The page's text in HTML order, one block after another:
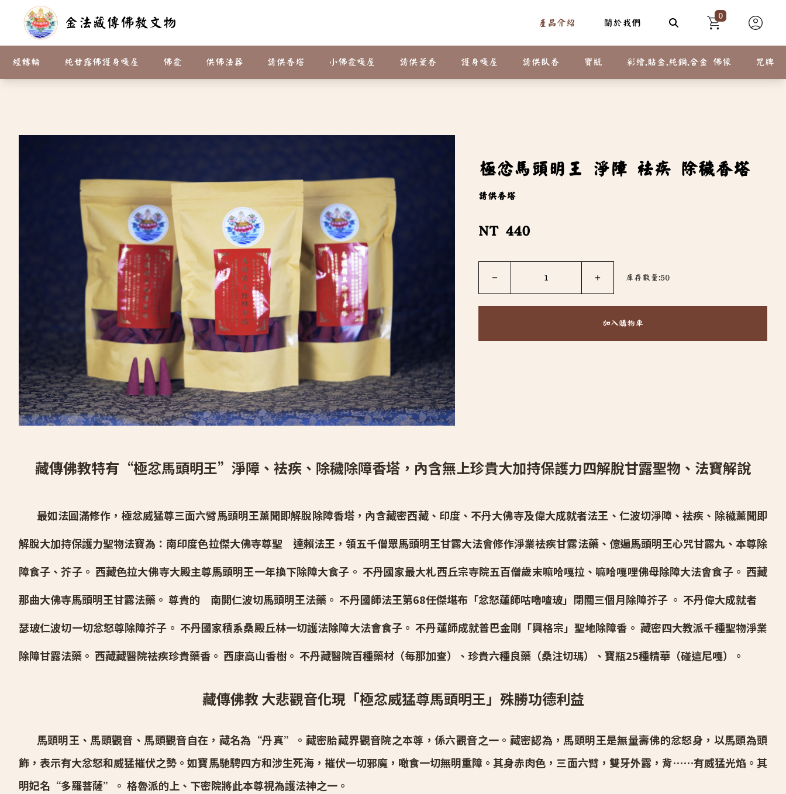
金法藏傳佛教文物 產品介紹 關於我們
0
彩繪.貼金.純銅.合金 佛像
經轉輪
供佛法器
請供度母法本
關於我們
經轉輪 純甘露佛護身嘎屋 佛龕 供佛法器 請供香塔 小佛龕嘎屋 請供薰香 護身嘎屋 請供臥香 寶瓶 彩繪.貼金.純銅.合金 佛像 咒牌
極忿馬頭明王 淨障 袪疾 除穢香塔
請供香塔
NT 440
－ 1 ＋ 庫存數量:50
加入購物車
藏傳佛教特有“極忿馬頭明王”淨障、袪疾、除穢除障香塔，內含無上珍貴大加持保護力四解脫甘露聖物、法寶解說
最如法圓滿修作，極忿威猛尊三面六臂馬頭明王薰聞即解脫除障香塔， 內含藏密西藏、印度、不丹大佛寺及偉大成就者法王、仁波切淨障、袪疾、除穢薰聞即
解脫大加持保護力聖物法寶為：南印度色拉傑大佛寺尊聖 達賴法王，領五千僧眾馬頭明王甘露大法會修作淨業袪疾甘露法藥、億遍馬頭明王心咒甘露丸、本尊除
障食子、芥子。 西藏色拉大佛寺大殿主尊馬頭明王一年換下除障大食子。 不丹國家最大札西丘宗寺院五百僧歲末嘛哈嘎拉、嘛哈嘎哩佛母除障大法會食子。 西藏
那曲大佛寺馬頭明王甘露法藥。 尊貴的 南開仁波切馬頭明王法藥。 不丹國師法王第68任傑堪布「忿怒蓮師咕嚕喳玻」閉關三個月除障芥子 。 不丹偉大成就者
瑟玻仁波切一切忿怒尊除障芥子。 不丹國家積系桑殿丘林一切護法除障大法會食子。 不丹蓮師成就普巴金剛「興格宗」聖地除障香。 藏密四大教派千種聖物淨業
除障甘露法藥。 西藏藏醫院袪疾珍貴藥香。 西康高山香樹。 不丹藏醫院百種藥材（每那加查）、珍貴六種良藥（桑注切瑪）、寶瓶25種精華（碰這尼嘎）。
藏傳佛教 大悲觀音化現「極忿威猛尊馬頭明王」殊勝功德利益
馬頭明王、馬頭觀音、馬頭觀音自在，藏名為“丹真”。藏密胎藏界觀音院之本尊，係六觀音之一。藏密認為，馬頭明王是無量壽佛的忿怒身，以馬頭為頭
飾，表示有大忿怒和威猛摧伏之勢。如寶馬馳騁四方和涉生死海，摧伏一切邪魔，噉食一切無明重障。其身赤肉色，三面六臂，雙牙外露，背⋯⋯有威猛光焰。其
明妃名“多羅菩薩”。 格魯派的上、下密院將此本尊視為護法神之一。